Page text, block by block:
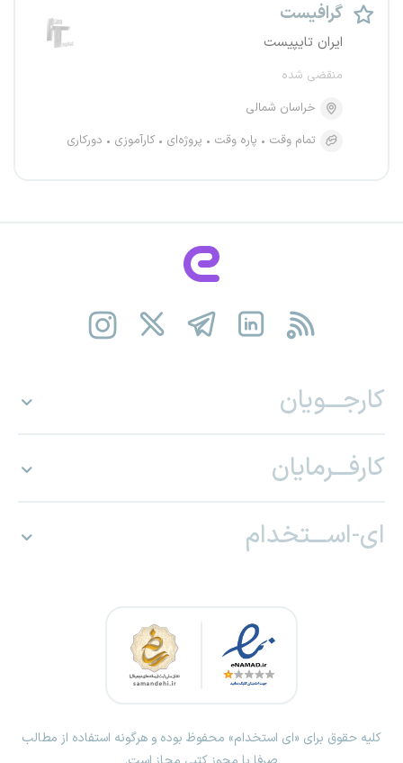
گرافیست
ایران تایپیست
منقضی شده
خراسان شمالی
تمام وقت
پاره وقت پروژه‌ای کارآموزی دورکاری
کارجـــویان
کارفـــرمایان
ای-اســـتخدام
کلیه حقوق برای «ای استخدام» محفوظ بوده و هرگونه استفاده از مطالب